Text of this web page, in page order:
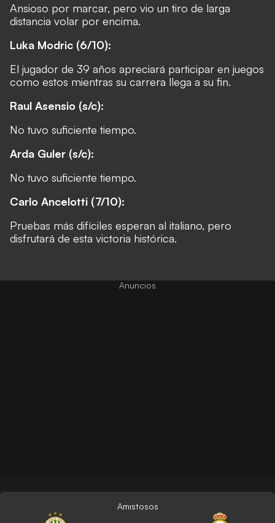
Ansioso por marcar, pero vio un tiro de larga
distancia volar por encima.
Luka Modric (6/10):
El jugador de 39 años apreciará participar en juegos
como estos mientras su carrera llega a su fin.
Raul Asensio (s/c):
No tuvo suficiente tiempo.
Arda Guler (s/c):
No tuvo suficiente tiempo.
Carlo Ancelotti (7/10):
Pruebas más difíciles esperan al italiano, pero
disfrutará de esta victoria histórica.
Amistosos